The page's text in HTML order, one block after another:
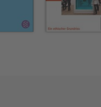
zu suchen.Doch die
den